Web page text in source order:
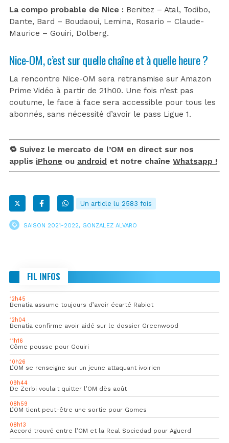
La compo probable de Nice : Benitez – Atal, Todibo,
Dante, Bard – Boudaoui, Lemina, Rosario – Claude-
Maurice – Gouiri, Dolberg.
Nice-OM, c’est sur quelle chaîne et à quelle heure ?
La rencontre Nice-OM sera retransmise sur Amazon
Prime Vidéo à partir de 21h00. Une fois n’est pas
coutume, le face à face sera accessible pour tous les
abonnés, sans nécessité d’avoir le pass Ligue 1.
🔁 Suivez le mercato de l’OM en direct sur nos
applis iPhone ou android et notre chaîne Whatsapp !
Un article lu 2583 fois
SAISON 2021-2022, GONZALEZ ALVARO
FIL INFOS
12h45
Benatia assume toujours d’avoir écarté Rabiot
12h04
Benatia confirme avoir aidé sur le dossier Greenwood
11h16
Côme pousse pour Gouiri
10h26
L’OM se renseigne sur un jeune attaquant ivoirien
09h44
De Zerbi voulait quitter l’OM dès août
08h59
L’OM tient peut-être une sortie pour Gomes
08h13
Accord trouvé entre l’OM et la Real Sociedad pour Aguerd